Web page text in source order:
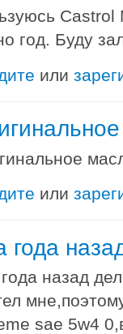
Castrol
год. Буду
или
или
года
назад
sae 5w4